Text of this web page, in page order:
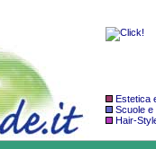
Estetica
Scuole e
Hair-